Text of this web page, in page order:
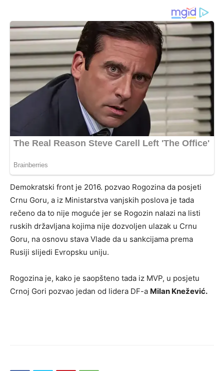
Demokratski front je 2016. pozvao Rogozina da posjeti
Crnu Goru, a iz Ministarstva vanjskih poslova je tada
rečeno da to nije moguće jer se Rogozin nalazi na listi
ruskih državljana kojima nije dozvoljen ulazak u Crnu
Goru, na osnovu stava Vlade da u sankcijama prema
Rusiji slijedi Evropsku uniju.
Rogozina je, kako je saopšteno tada iz MVP, u posjetu
Crnoj Gori pozvao jedan od lidera DF-a Milan Knežević.